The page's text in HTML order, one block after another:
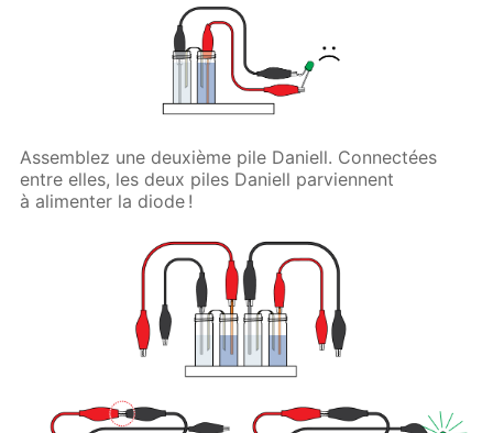
Assemblez une deuxième pile Daniell. Connectées
entre elles, les deux piles Daniell parviennent
à alimenter la diode !